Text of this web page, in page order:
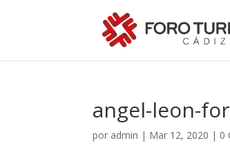
angel-leon-
por admin | Mar 12, 2020 | 0